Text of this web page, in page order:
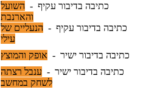
כתיבה בדיבור עקיף - השועל
והארנבת
כתיבה בדיבור עקיף - הנעליים של
עילי
כתיבה בדיבור ישיר - אופק והמוצץ
כתיבה בדיבור ישיר - ענבל רצתה
לשחק במחשב